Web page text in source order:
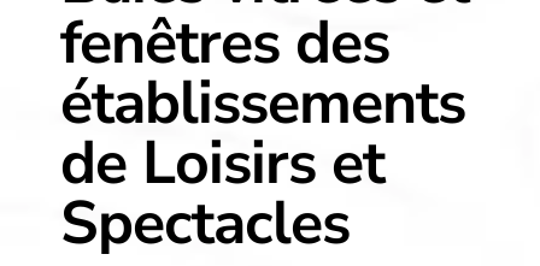
fenêtres des
établissements
de Loisirs et
Spectacles